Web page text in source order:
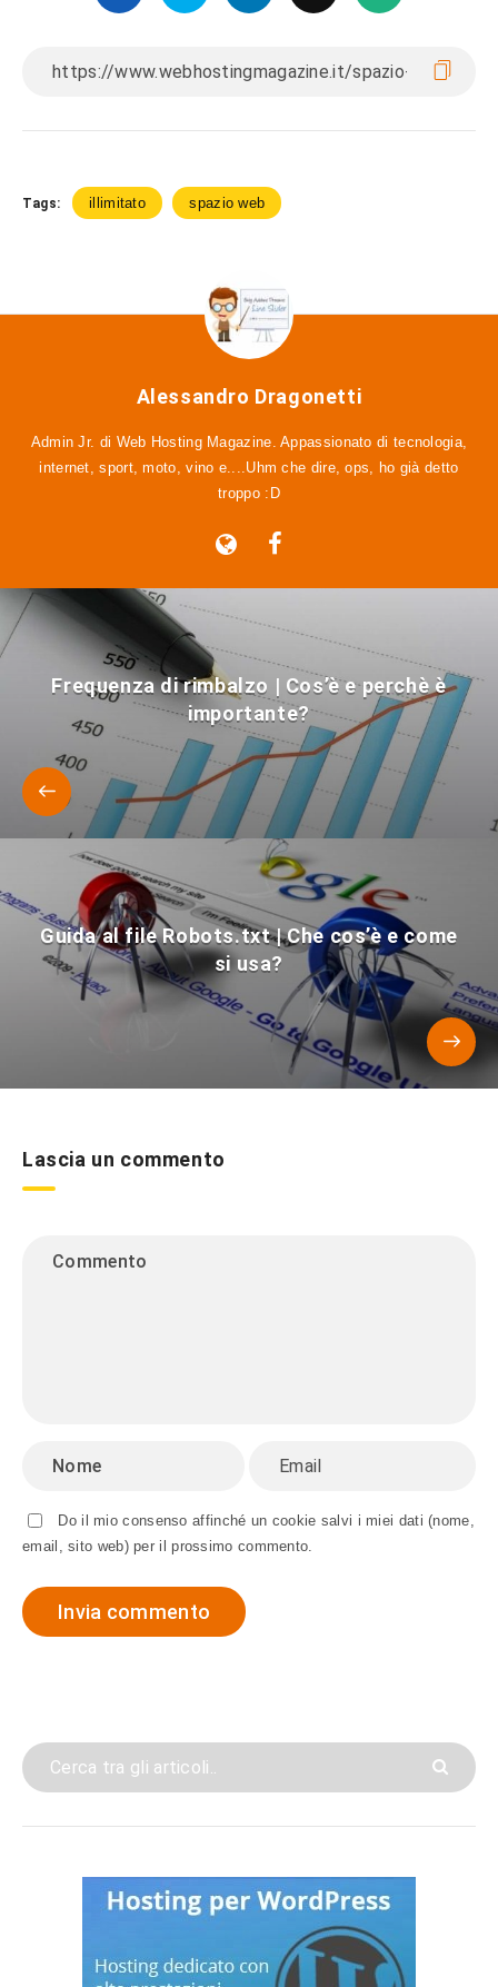
Tags: illimitato spazio web
Alessandro Dragonetti
Admin Jr. di Web Hosting Magazine. Appassionato di tecnologia,
internet, sport, moto, vino e....Uhm che dire, ops, ho già detto
troppo :D
Frequenza di rimbalzo | Cos’è e perchè è
importante?
Guida al file Robots.txt | Che cos’è e come
si usa?
Lascia un commento
Do il mio consenso affinché un cookie salvi i miei dati (nome,
email, sito web) per il prossimo commento.